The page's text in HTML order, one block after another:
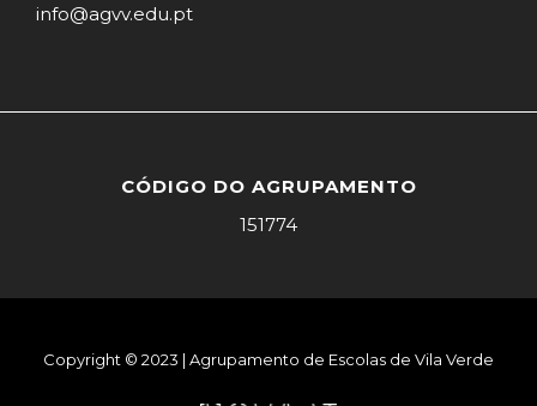
info@agvv.edu.pt
CÓDIGO DO AGRUPAMENTO
151774
Copyright © 2023 | Agrupamento de Escolas de Vila Verde